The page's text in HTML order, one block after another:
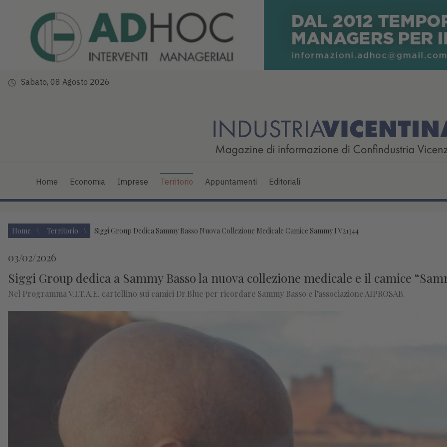
Sabato, 08 Agosto 2026
Home Economia Imprese Territorio Appuntamenti Editoriali
Home Territorio Siggi Group Dedica Sammy Basso Nuova Collezione Medicale Camice Sammy I V21344
03/02/2026
Siggi Group dedica a Sammy Basso la nuova collezione medicale e il camice
Nel Programma V.I.T.A.E. cartellino sui camici Dr.Blue per ricordare Sammy Basso e l’associazione AIPROSAB.